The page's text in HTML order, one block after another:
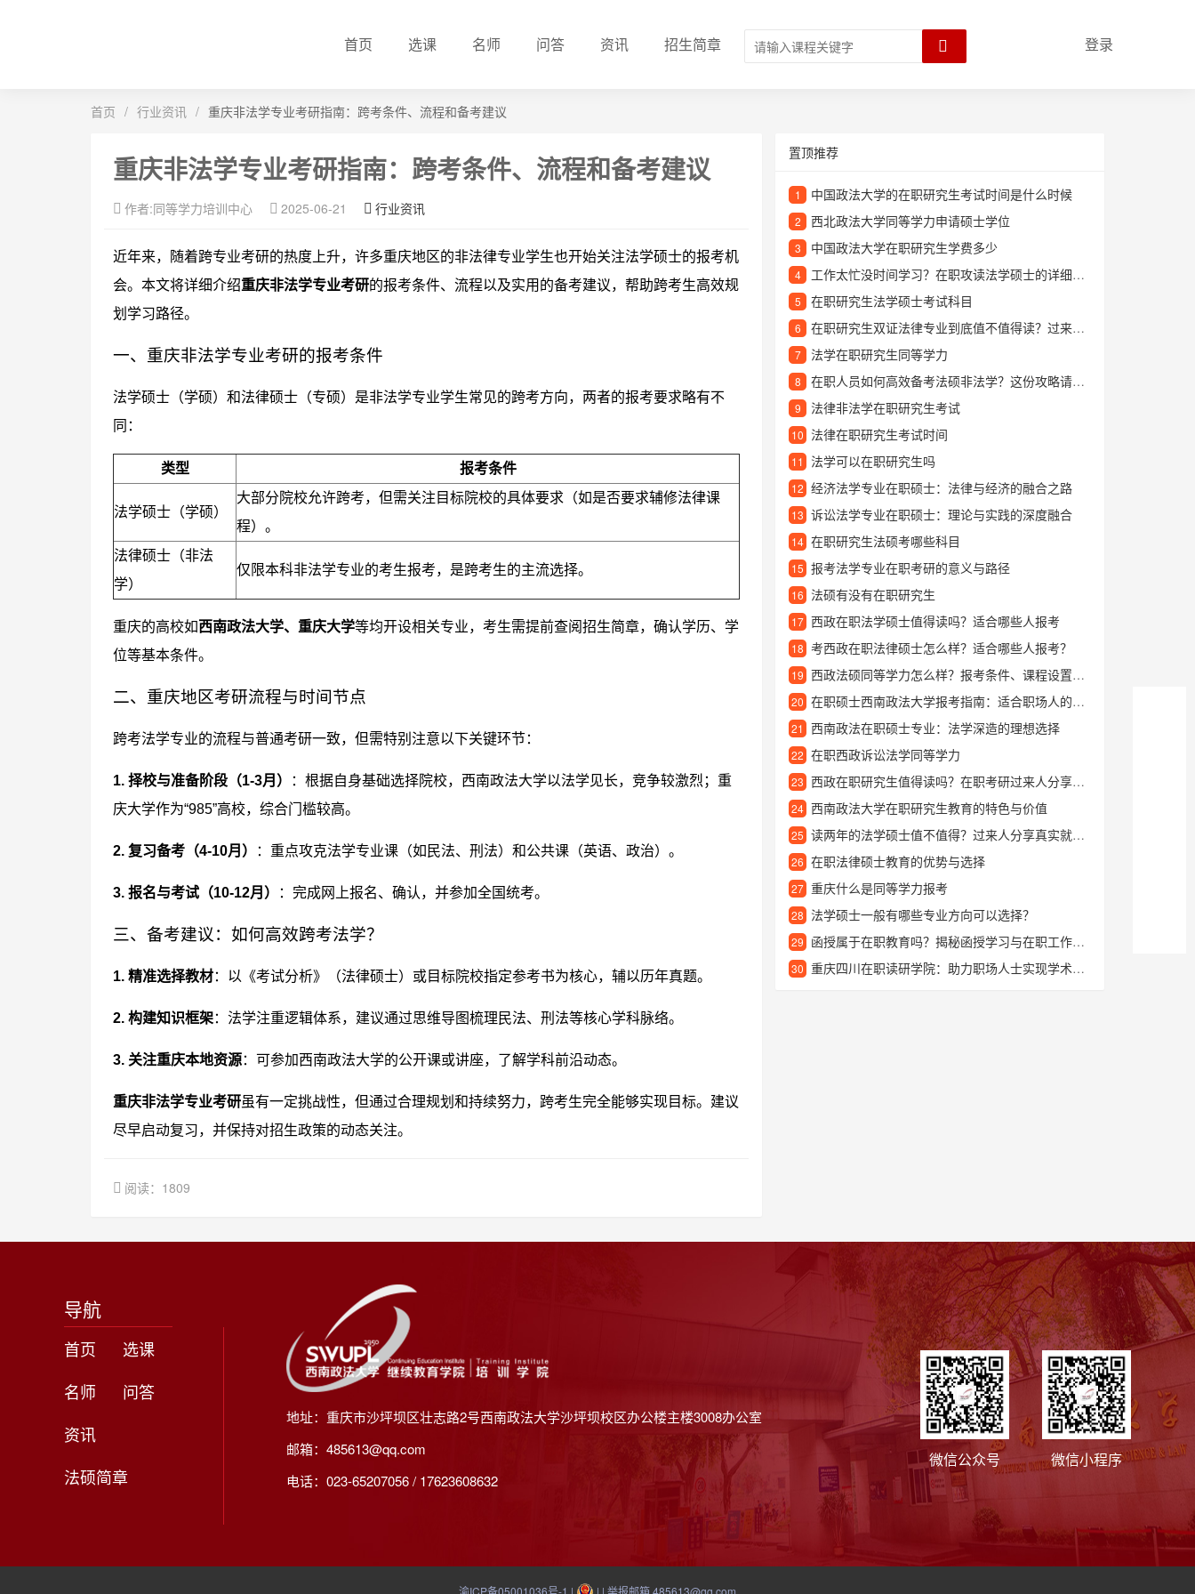
首页 选课 名师 问答 资讯 招生简章 登录
首页 / 行业资讯 / 重庆非法学专业考研指南：跨考条件、流程和备考建议
重庆非法学专业考研指南：跨考条件、流程和备考建议
作者:同等学力培训中心 2025-06-21 行业资讯
近年来，随着跨专业考研的热度上升，许多重庆地区的非法律专业学生也开始关注法学硕士的报考机
会。本文将详细介绍重庆非法学专业考研的报考条件、流程以及实用的备考建议，帮助跨考生高效规
划学习路径。
一、重庆非法学专业考研的报考条件
法学硕士（学硕）和法律硕士（专硕）是非法学专业学生常见的跨考方向，两者的报考要求略有不
同：
类型 报考条件
法学硕士（学硕）
大部分院校允许跨考，但需关注目标院校的具体要求（如是否要求辅修法律课
程）。
法律硕士（非法
学）
仅限本科非法学专业的考生报考，是跨考生的主流选择。
重庆的高校如西南政法大学、重庆大学等均开设相关专业，考生需提前查阅招生简章，确认学历、学
位等基本条件。
二、重庆地区考研流程与时间节点
跨考法学专业的流程与普通考研一致，但需特别注意以下关键环节：
1. 择校与准备阶段（1-3月）
：根据自身基础选择院校，西南政法大学以法学见长，竞争较激烈；重
庆大学作为“985”高校，综合门槛较高。
2. 复习备考（4-10月） ：重点攻克法学专业课（如民法、刑法）和公共课（英语、政治）。
3. 报名与考试（10-12月） ：完成网上报名、确认，并参加全国统考。
三、备考建议：如何高效跨考法学？
1. 精准选择教材：以《考试分析》（法律硕士）或目标院校指定参考书为核心，辅以历年真题。
2. 构建知识框架：法学注重逻辑体系，建议通过思维导图梳理民法、刑法等核心学科脉络。
3. 关注重庆本地资源：可参加西南政法大学的公开课或讲座，了解学科前沿动态。
重庆非法学专业考研虽有一定挑战性，但通过合理规划和持续努力，跨考生完全能够实现目标。建议
尽早启动复习，并保持对招生政策的动态关注。
阅读：1809
置顶推荐
1 中国政法大学的在职研究生考试时间是什么时候
2 西北政法大学同等学力申请硕士学位
3 中国政法大学在职研究生学费多少
4 工作太忙没时间学习？在职攻读法学硕士的详细指南来了！
5 在职研究生法学硕士考试科目
6 在职研究生双证法律专业到底值不值得读？过来人告诉你真实情况
7 法学在职研究生同等学力
8 在职人员如何高效备考法硕非法学？这份攻略请收好
9 法律非法学在职研究生考试
10 法律在职研究生考试时间
11 法学可以在职研究生吗
12 经济法学专业在职硕士：法律与经济的融合之路
13 诉讼法学专业在职硕士：理论与实践的深度融合
14 在职研究生法硕考哪些科目
15 报考法学专业在职考研的意义与路径
16 法硕有没有在职研究生
17 西政在职法学硕士值得读吗？适合哪些人报考
18 考西政在职法律硕士怎么样？适合哪些人报考？
19 西政法硕同等学力怎么样？报考条件、课程设置和就业前景全解析
20 在职硕士西南政法大学报考指南：适合职场人的深造选择
21 西南政法在职硕士专业：法学深造的理想选择
22 在职西政诉讼法学同等学力
23 西政在职研究生值得读吗？在职考研过来人分享真实就读体验
24 西南政法大学在职研究生教育的特色与价值
25 读两年的法学硕士值不值得？过来人分享真实就读体验
26 在职法律硕士教育的优势与选择
27 重庆什么是同等学力报考
28 法学硕士一般有哪些专业方向可以选择？
29 函授属于在职教育吗？揭秘函授学习与在职工作的兼容性
30 重庆四川在职读研学院：助力职场人士实现学术与职业的双重提升
导航
首页
选课
名师
问答
资讯
法硕简章
地址：重庆市沙坪坝区壮志路2号西南政法大学沙坪坝校区办公楼主楼3008办公室
邮箱：485613@qq.com
电话：023-65207056 / 17623608632
微信公众号 微信小程序
渝ICP备05001036号-1 | | | 举报邮箱 485613@qq.com